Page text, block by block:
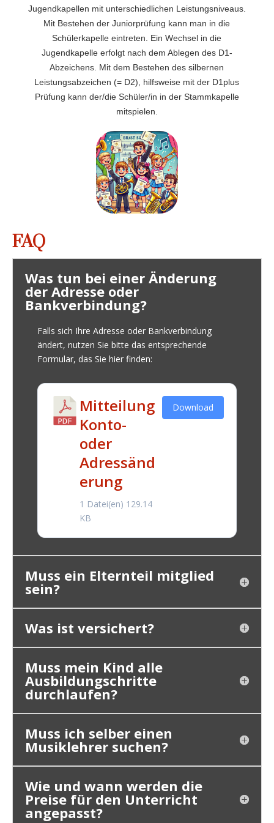
Jugendkapellen mit unterschiedlichen Leistungsniveaus.
Mit Bestehen der Juniorprüfung kann man in die
Schülerkapelle eintreten. Ein Wechsel in die
Jugendkapelle erfolgt nach dem Ablegen des D1-
Abzeichens. Mit dem Bestehen des silbernen
Leistungsabzeichen (= D2), hilfsweise mit der D1plus
Prüfung kann der/die Schüler/in in der Stammkapelle
mitspielen.
FAQ
Was tun bei einer Änderung
der Adresse oder
Bankverbindung?
Falls sich Ihre Adresse oder Bankverbindung
ändert, nutzen Sie bitte das entsprechende
Formular, das Sie hier finden:
Mitteilung
Konto-
oder
Adressänd
erung
1 Datei(en) 129.14
KB
Download
Muss ein Elternteil mitglied
sein?
Was ist versichert?
Muss mein Kind alle
Ausbildungschritte
durchlaufen?
Muss ich selber einen
Musiklehrer suchen?
Wie und wann werden die
Preise für den Unterricht
angepasst?